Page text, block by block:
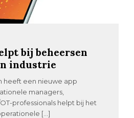
bij beheersen
industrie
heeft een nieuwe app
managers,
professionals helpt bij het
[…]